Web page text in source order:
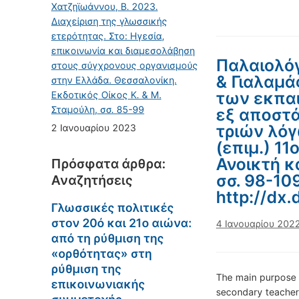
Χατζηϊωάννου, Β. 2023.
Διαχείριση της γλωσσικής
ετερότητας. Στο: Ηγεσία,
επικοινωνία και διαμεσολάβηση
στους σύγχρονους οργανισμούς
στην Ελλάδα. Θεσσαλονίκη.
Εκδοτικός Οίκος Κ. & Μ.
Σταμούλη, σσ. 85-99
2 Ιανουαρίου 2023
Πρόσφατα άρθρα:
Αναζητήσεις
Γλωσσικές πολιτικές
στον 20ό και 21ο αιώνα:
από τη ρύθμιση της
«ορθότητας» στη
ρύθμιση της
επικοινωνιακής
&
των
εξ
τριών
(επιμ.)
Ανοικτή
σσ. 98-
http://
4 Ιανουαρίου
The main
secondary